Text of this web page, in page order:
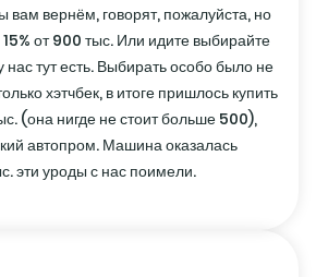
вам вернём, говорят, пожалуйста, но
от 900 тыс. Или идите выбирайте
нас тут есть. Выбирать особо было не
хэтчбек, в итоге пришлось купить
(она нигде не стоит больше 500),
автопром. Машина оказалась
эти уроды с нас поимели.